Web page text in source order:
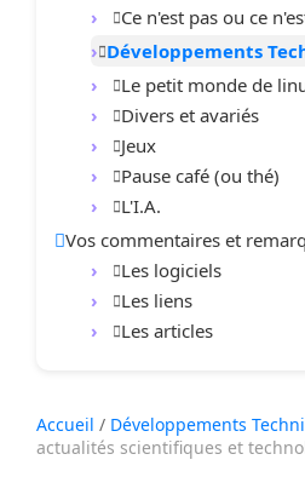
Ce n'est pas ou ce
Développements
Le petit monde de
Divers et avariés
Jeux
Pause café (ou thé)
L'I.A.
Vos commentaires et
Les logiciels
Les liens
Les articles
Accueil / Développements
actualités scientifiques et